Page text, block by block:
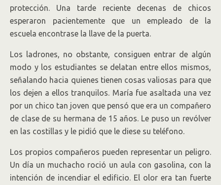
protección. Una tarde reciente decenas de chicos
esperaron pacientemente que un empleado de la
escuela encontrase la llave de la puerta.
Los ladrones, no obstante, consiguen entrar de algún
modo y los estudiantes se delatan entre ellos mismos,
señalando hacia quienes tienen cosas valiosas para que
los dejen a ellos tranquilos. María fue asaltada una vez
por un chico tan joven que pensó que era un compañero
de clase de su hermana de 15 años. Le puso un revólver
en las costillas y le pidió que le diese su teléfono.
Los propios compañeros pueden representar un peligro.
Un día un muchacho roció un aula con gasolina, con la
intención de incendiar el edificio. El olor era tan fuerte